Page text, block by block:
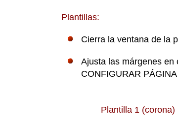
Plantillas:
Cierra la ventana de la
Ajusta las márgenes en
CONFIGURAR
Plantilla 1 (corona)